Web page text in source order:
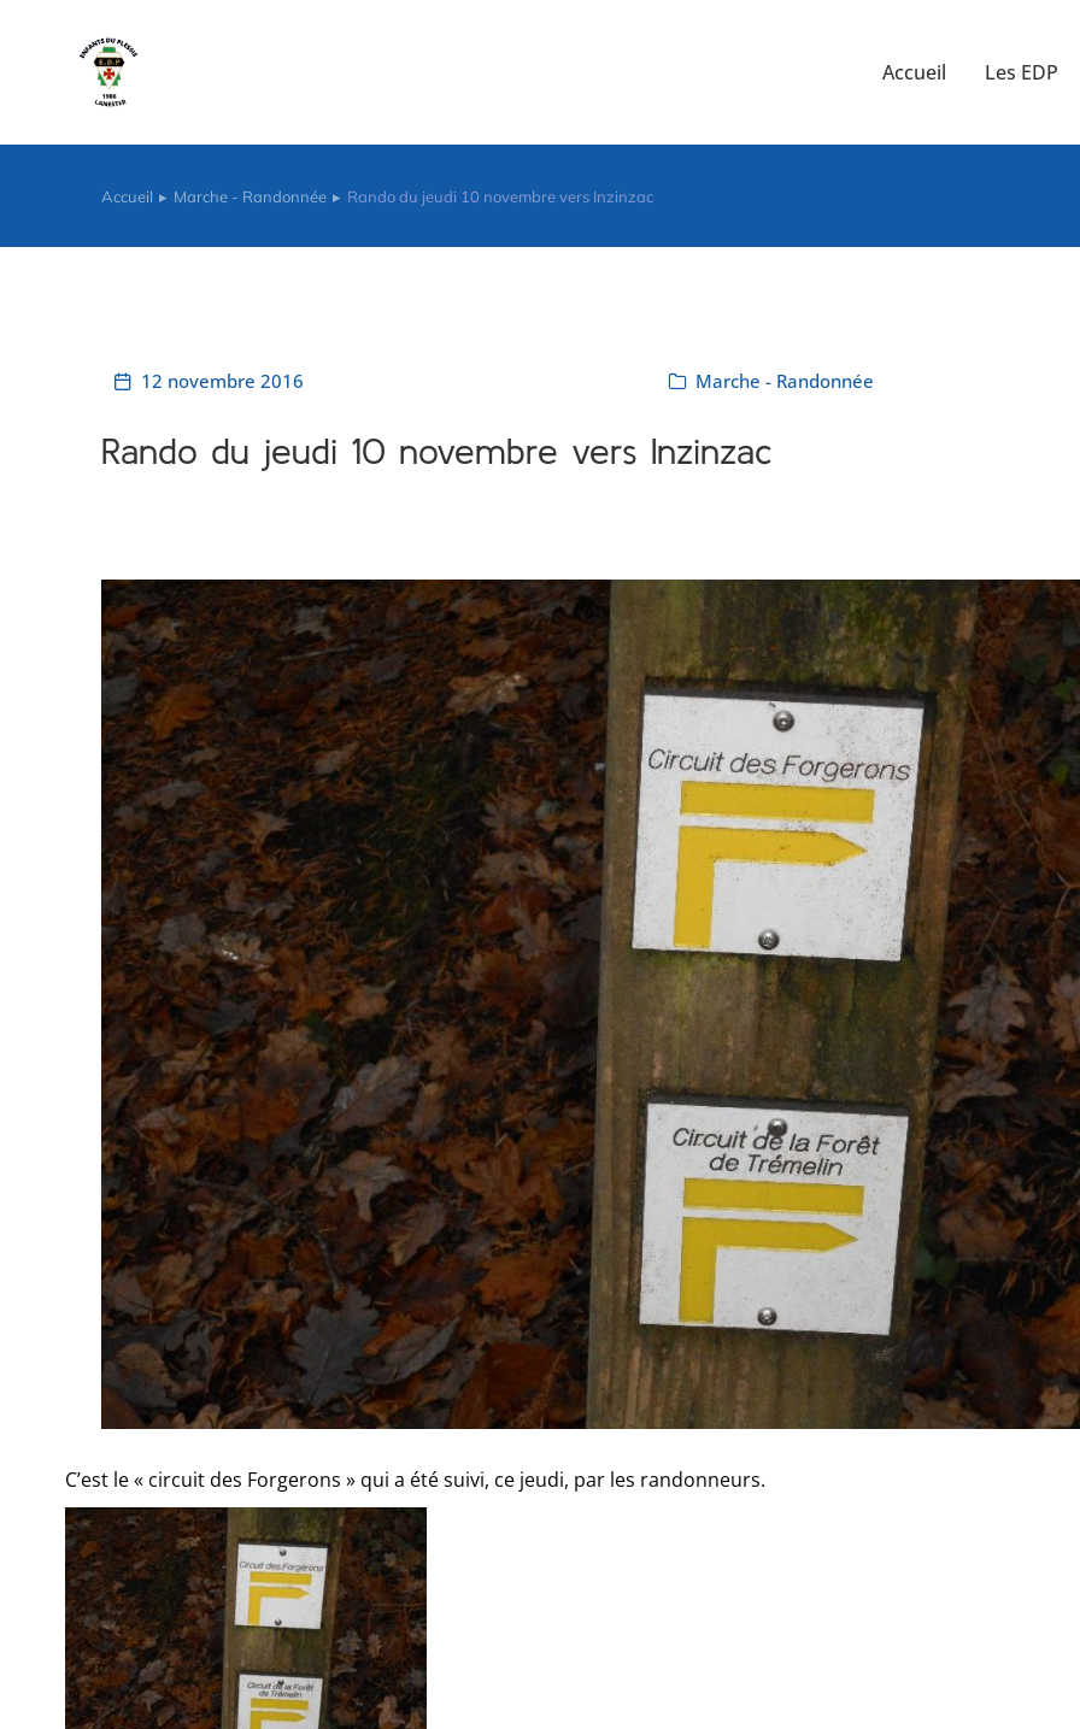
Accueil
Les EDP
Vous êtes ici :
Accueil Marche - Randonnée Rando du jeudi 10 novembre vers Inzinzac
12 novembre 2016 Marche - Randonnée
Rando du jeudi 10 novembre vers Inzinzac
C’est le « circuit des Forgerons » qui a été suivi, ce jeudi, par les randonneurs.